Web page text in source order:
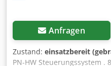
Anfragen
Zustand: einsatzbereit
PN-HW Steuerungssystem .